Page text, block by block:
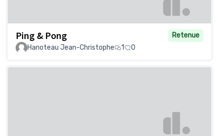
Ping & Pong
Retenue
Hanoteau Jean-Christophe
1 0